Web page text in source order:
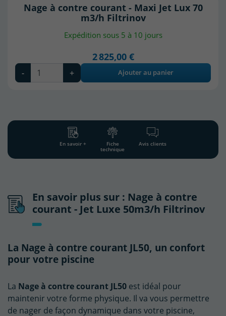
Nage à contre courant - Maxi Jet Lux 70
m3/h Filtrinov
Expédition sous 5 à 10 jours
2 825,00 €
- + Ajouter au panier
En savoir + Fiche
technique
Avis clients
En savoir plus sur : Nage à contre
courant - Jet Luxe 50m3/h Filtrinov
La Nage à contre courant JL50, un confort
pour votre piscine
La Nage à contre courant JL50 est idéal pour
maintenir votre forme physique. Il va vous permettre
de nager de façon dynamique dans votre piscine,